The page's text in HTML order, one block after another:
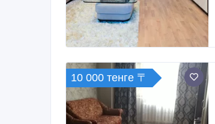
10 000 тенге 〒